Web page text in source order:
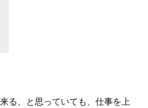
る、と思っていても、仕事を上